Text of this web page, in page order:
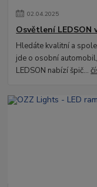
02.04.2025
Osvětlení LEDSON
Hledáte kvalitní a
jde o osobní
LEDSON nabízí špič...